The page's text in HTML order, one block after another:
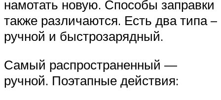
намотать новую. Способы заправки
также различаются. Есть два типа –
ручной и быстрозарядный.
Самый распространенный —
ручной. Поэтапные действия: